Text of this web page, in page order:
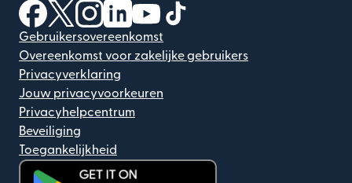
(wordt geopend in een nieuw venster)
(wordt geopend in een nieuw venster)
(wordt geopend in een nieuw venster)
(wordt geopend in een nieuw venster)
(wordt geopend in een nieuw
Gebruikersovereenkomst
Overeenkomst voor zakelijke gebruikers
Privacyverklaring
Jouw privacyvoorkeuren
Privacyhelpcentrum
Beveiliging
Toegankelijkheid